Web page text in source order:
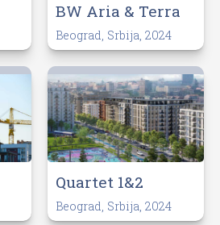
BW Aria & Terra
Beograd, Srbija, 2024
Quartet 1&2
Beograd, Srbija, 2024